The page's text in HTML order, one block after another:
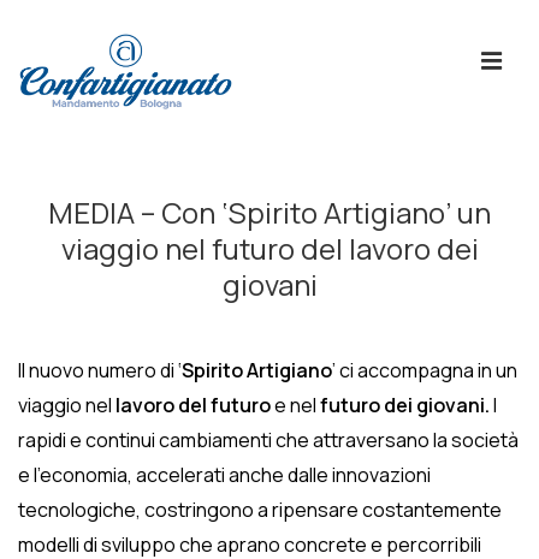
Principale
MEDIA – Con ‘Spirito Artigiano’ un
viaggio nel futuro del lavoro dei
giovani
Il nuovo numero di ‘Spirito Artigiano’ ci accompagna in un
viaggio nel lavoro del futuroe nelfuturo dei giovani.I
rapidi e continui cambiamenti che attraversano la società
e l’economia, accelerati anche dalle innovazioni
tecnologiche, costringono a ripensare costantemente
modelli di sviluppo che aprano concrete e percorribili